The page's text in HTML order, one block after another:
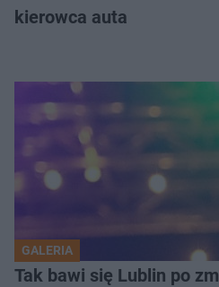
kierowca auta
GALERIA
Tak bawi się Lublin po